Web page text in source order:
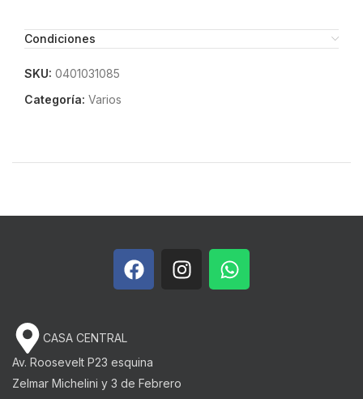
Condiciones
SKU: 0401031085
Categoría: Varios
CASA CENTRAL
Av. Roosevelt P23 esquina
Zelmar Michelini y 3 de Febrero​